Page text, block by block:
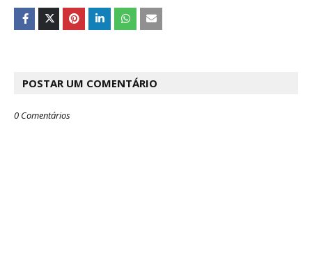
POSTAR UM COMENTÁRIO
0 Comentários